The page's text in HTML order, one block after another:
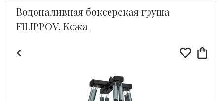
Водоналивная боксерская груша
FILIPPOV. Кожа